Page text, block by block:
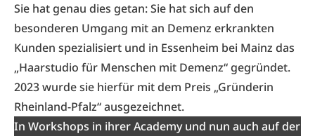
Sie hat genau dies getan: Sie hat sich auf den
besonderen Umgang mit an Demenz erkrankten
Kunden spezialisiert und in Essenheim bei Mainz das
„Haarstudio für Menschen mit Demenz“ gegründet.
2023 wurde sie hierfür mit dem Preis „Gründerin
Rheinland-Pfalz“ ausgezeichnet.
In Workshops in ihrer Academyund nun auch auf der